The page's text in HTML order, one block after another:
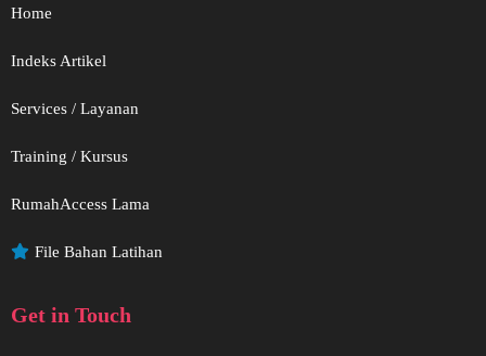
Home
Indeks Artikel
Services / Layanan
Training / Kursus
RumahAccess Lama
File Bahan Latihan
Get in Touch